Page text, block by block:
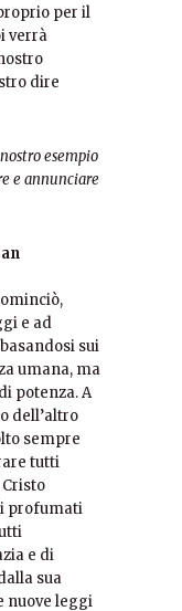
per il
verrà
dire
esempio
e annunciare
e ad
sui
umana, ma
potenza. A
dell’altro
sempre
tutti
Cristo
profumati
e di
sua
nuove leggi